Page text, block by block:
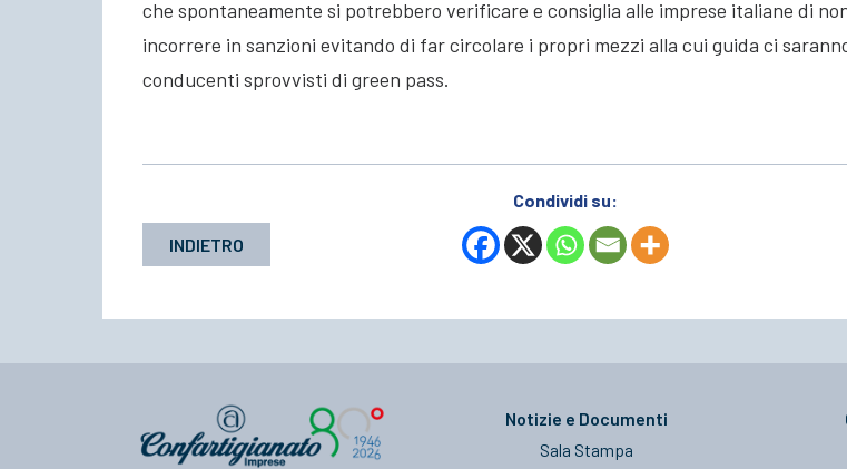
che spontaneamente si potrebbero verificare e consiglia alle imprese italiane di
incorrere in sanzioni evitando di far circolare i propri mezzi alla cui guida ci
conducenti sprovvisti di green pass.
INDIETRO
Condividi su:
Notizie e Documenti
Sala Stampa